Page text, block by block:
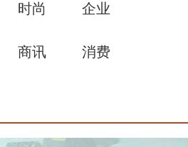
时尚 企业
商讯 消费